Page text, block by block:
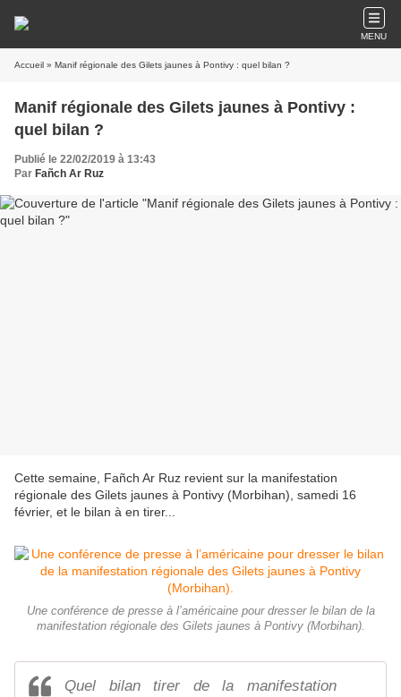
MENU
Accueil » Manif régionale des Gilets jaunes à Pontivy : quel bilan ?
Manif régionale des Gilets jaunes à Pontivy :
quel bilan ?
Publié le 22/02/2019 à 13:43
Par Fañch Ar Ruz
Cette semaine, Fañch Ar Ruz revient sur la manifestation
régionale des Gilets jaunes à Pontivy (Morbihan), samedi 16
février, et le bilan à en tirer...
Une conférence de presse à l’américaine pour dresser le bilan de la
manifestation régionale des Gilets jaunes à Pontivy (Morbihan).
Quel bilan tirer de la manifestation